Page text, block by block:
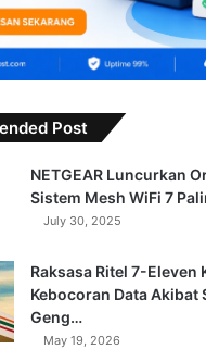
Post
NETGEAR Luncurkan
Sistem Mesh WiFi 7
July 30, 2025
Raksasa Ritel 7-Eleven
Kebocoran Data Akibat
Geng…
May 19, 2026